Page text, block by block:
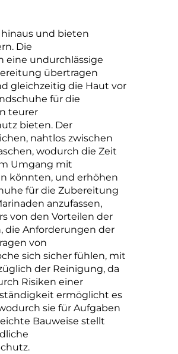
Material
und bieten
Die
eine undurchlässige
übertragen
gleichzeitig die Haut vor
für die
teurer
bieten. Der
nahtlos zwischen
wodurch die Zeit
Umgang mit
könnten, und erhöhen
für die Zubereitung
anzufassen,
von den Vorteilen der
die Anforderungen der
von
sich sicher fühlen, mit
der Reinigung, da
Risiken einer
ermöglicht es
sie für Aufgaben
Bauweise stellt